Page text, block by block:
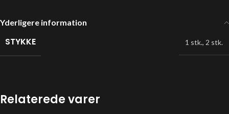
Yderligere information
STYKKE 1 stk., 2 stk.
Relaterede varer